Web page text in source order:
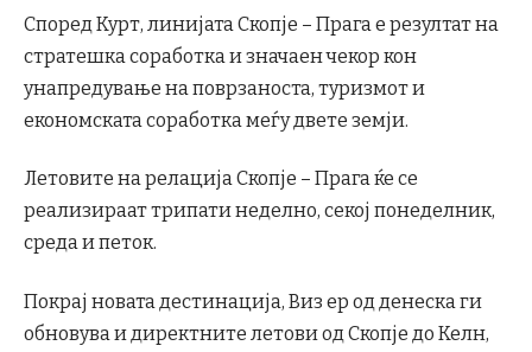
Според Курт, линијата Скопје – Прага е резултат на
стратешка соработка и значаен чекор кон
унапредување на поврзаноста, туризмот и
економската соработка меѓу двете земји.
Летовите на релација Скопје – Прага ќе се
реализираат трипати неделно, секој понеделник,
среда и петок.
Покрај новата дестинација, Виз ер од денеска ги
обновува и директните летови од Скопје до Келн,